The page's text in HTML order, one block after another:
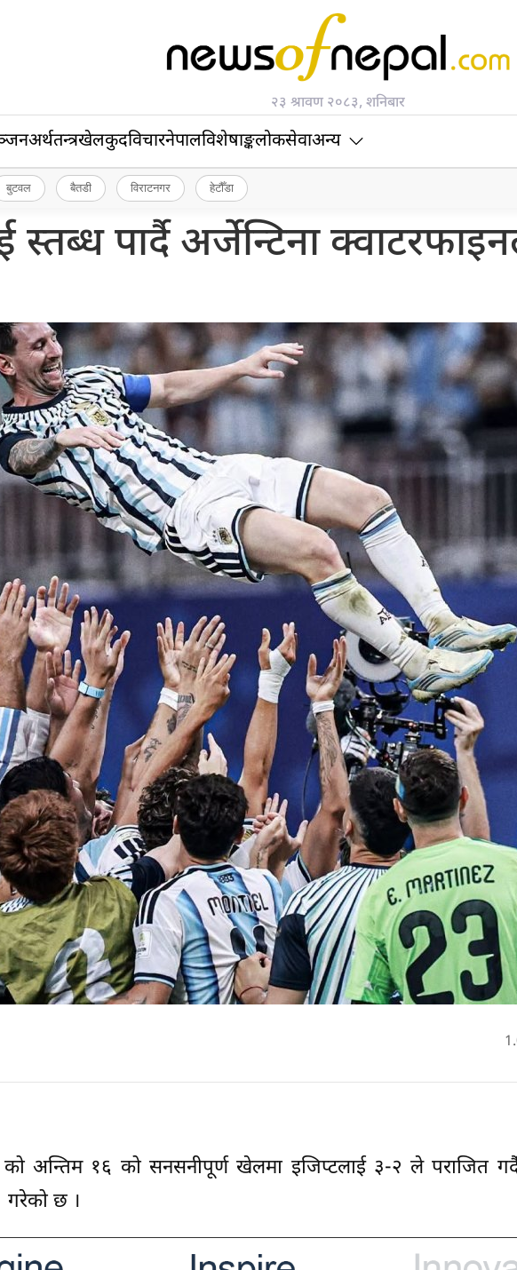
२३ श्रावण २०८३, शनिबार
अर्थतन्त्रखेलकुदविचारनेपालविशेषाङ्कलोकसेवाअन्य
बुटवल बैतडी विराटनगर हेटौँडा
स्तब्ध पार्दै अर्जेन्टिना
अन्तिम १६ को सनसनीपूर्ण खेलमा इजिप्टलाई ३-२ ले पराजित गर्दै
गरेको छ ।